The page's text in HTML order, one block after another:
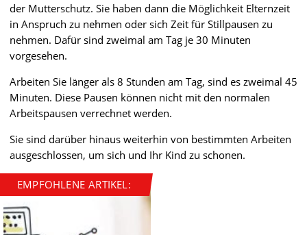
der Mutterschutz. Sie haben dann die Möglichkeit Elternzeit
in Anspruch zu nehmen oder sich Zeit für Stillpausen zu
nehmen. Dafür sind zweimal am Tag je 30 Minuten
vorgesehen.
Arbeiten Sie länger als 8 Stunden am Tag, sind es zweimal 45
Minuten. Diese Pausen können nicht mit den normalen
Arbeitspausen verrechnet werden.
Sie sind darüber hinaus weiterhin von bestimmten Arbeiten
ausgeschlossen, um sich und Ihr Kind zu schonen.
EMPFOHLENE ARTIKEL: